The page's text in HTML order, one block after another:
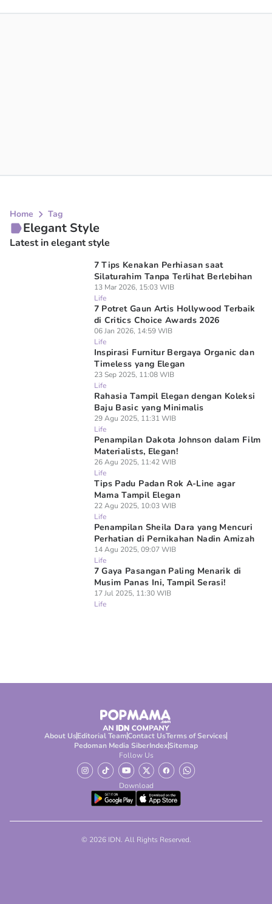
Home Tag
Elegant Style
Latest in elegant style
7 Tips Kenakan Perhiasan saat
Silaturahim Tanpa Terlihat Berlebihan
13 Mar 2026, 15:03 WIB
Life
7 Potret Gaun Artis Hollywood Terbaik
di Critics Choice Awards 2026
06 Jan 2026, 14:59 WIB
Life
Inspirasi Furnitur Bergaya Organic dan
Timeless yang Elegan
23 Sep 2025, 11:08 WIB
Life
Rahasia Tampil Elegan dengan Koleksi
Baju Basic yang Minimalis
29 Agu 2025, 11:31 WIB
Life
Penampilan Dakota Johnson dalam Film
Materialists, Elegan!
26 Agu 2025, 11:42 WIB
Life
Tips Padu Padan Rok A-Line agar
Mama Tampil Elegan
22 Agu 2025, 10:03 WIB
Life
Penampilan Sheila Dara yang Mencuri
Perhatian di Pernikahan Nadin Amizah
14 Agu 2025, 09:07 WIB
Life
7 Gaya Pasangan Paling Menarik di
Musim Panas Ini, Tampil Serasi!
17 Jul 2025, 11:30 WIB
Life
About UsEditorial TeamContact UsTerms of Services
Pedoman Media SiberIndexSitemap
Follow Us
Download
© 2026 IDN. All Rights Reserved.